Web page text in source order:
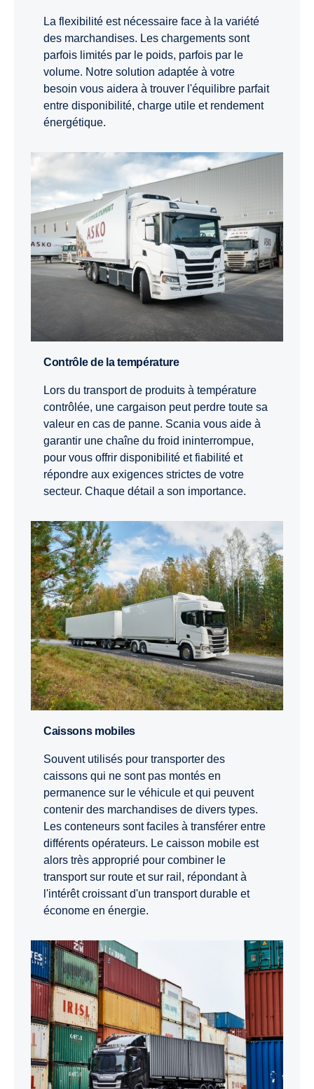
La flexibilité est nécessaire face à la variété
des marchandises. Les chargements sont
parfois limités par le poids, parfois par le
volume. Notre solution adaptée à votre
besoin vous aidera à trouver l'équilibre parfait
entre disponibilité, charge utile et rendement
énergétique.
Contrôle de la température
Lors du transport de produits à température
contrôlée, une cargaison peut perdre toute sa
valeur en cas de panne. Scania vous aide à
garantir une chaîne du froid ininterrompue,
pour vous offrir disponibilité et fiabilité et
répondre aux exigences strictes de votre
secteur. Chaque détail a son importance.
Caissons mobiles
Souvent utilisés pour transporter des
caissons qui ne sont pas montés en
permanence sur le véhicule et qui peuvent
contenir des marchandises de divers types.
Les conteneurs sont faciles à transférer entre
différents opérateurs. Le caisson mobile est
alors très approprié pour combiner le
transport sur route et sur rail, répondant à
l'intérêt croissant d'un transport durable et
économe en énergie.